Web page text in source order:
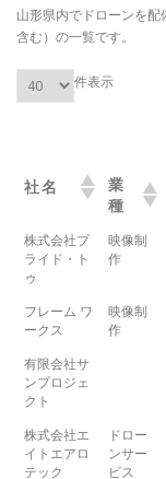
山形県内でドローンを
含む）の一覧です。
件表示
社名
業
種
株式会社プ
ライド・ト
ゥ
映像制
作
フレーム ワ
ークス
映像制
作
有限会社サ
ンプロジェ
クト
株式会社エ
イトエアロ
テック
ドロー
ンサー
ビス